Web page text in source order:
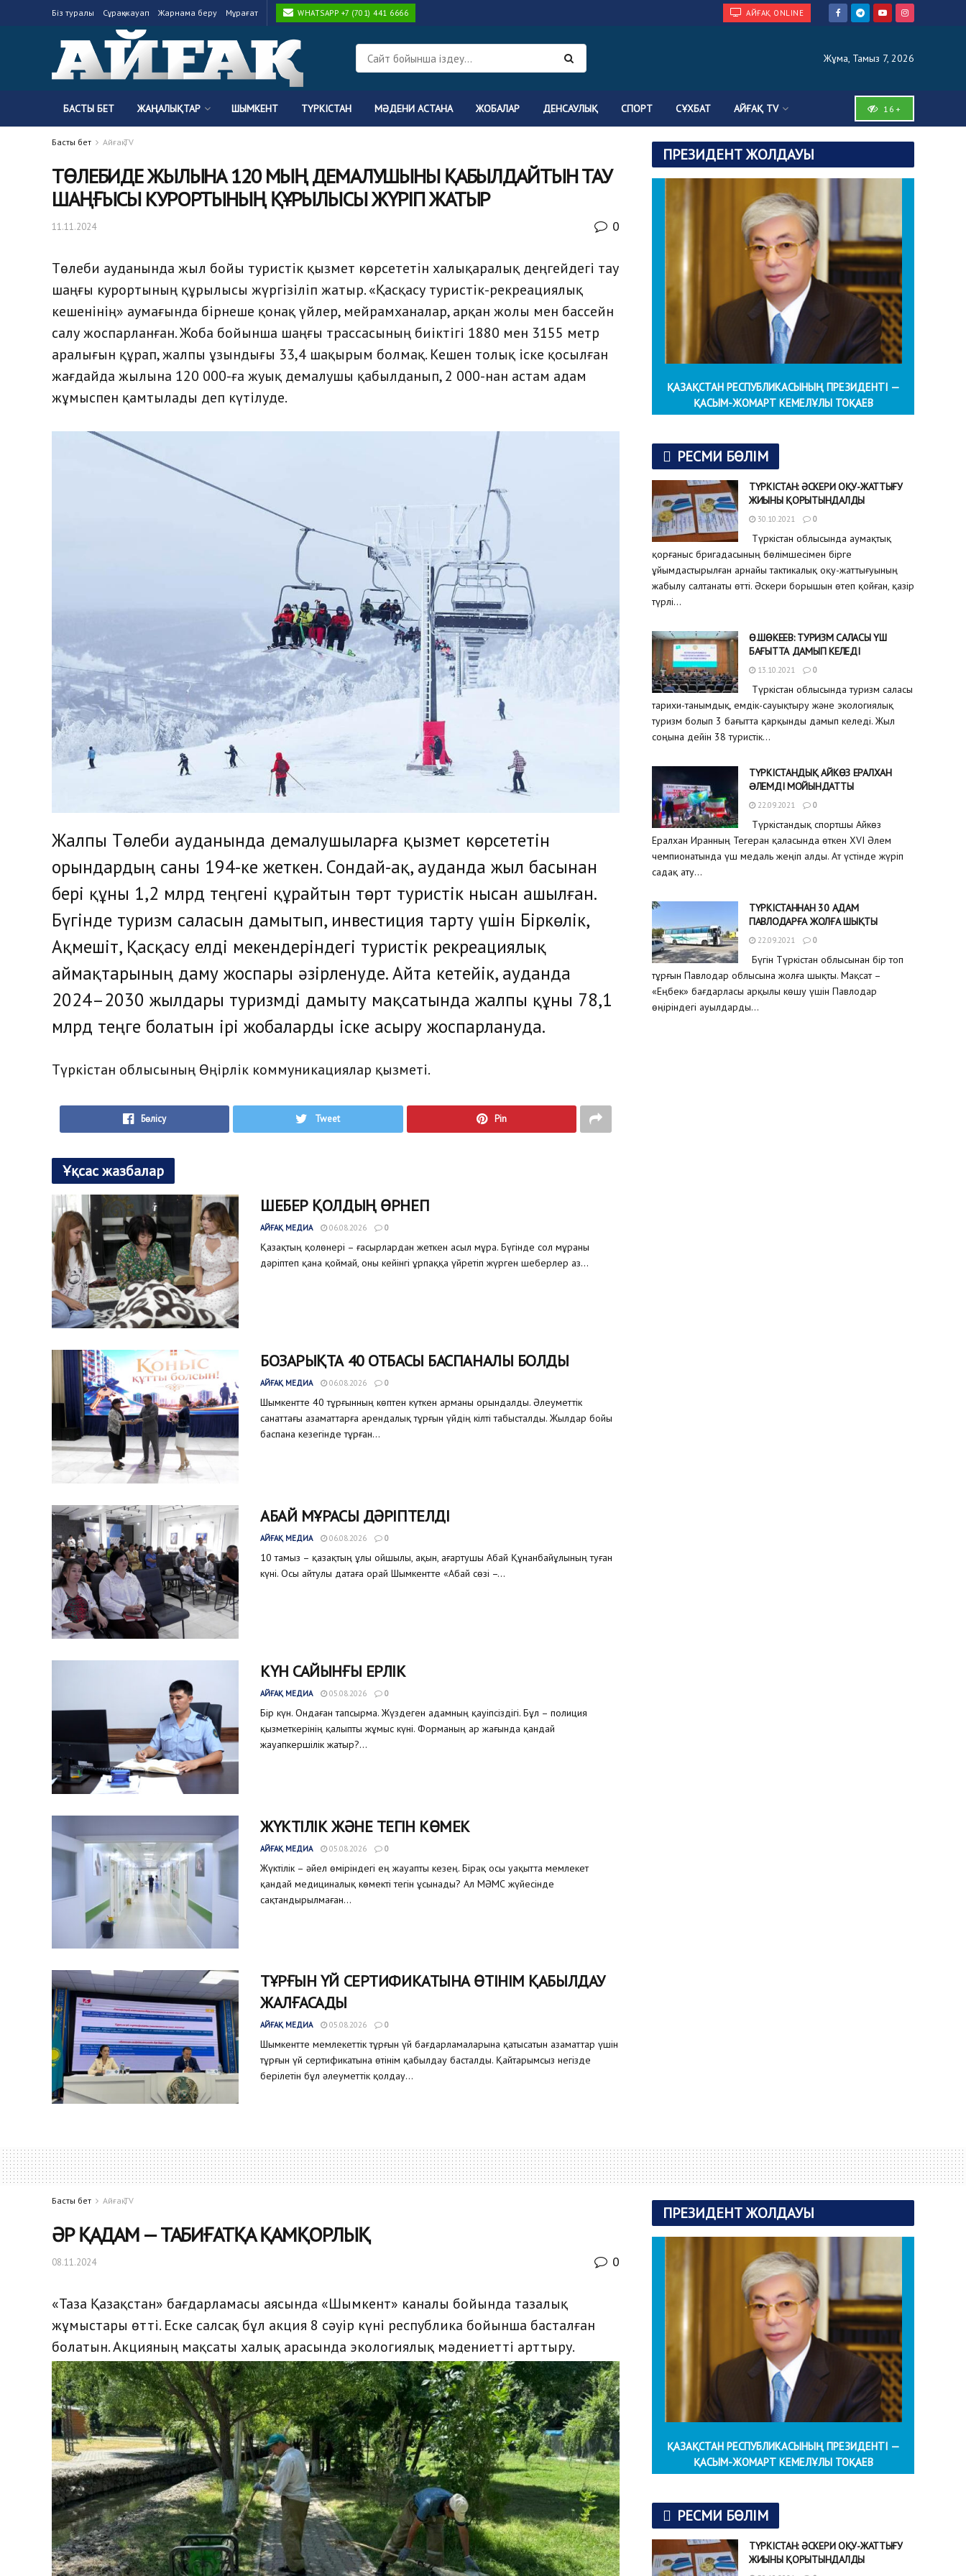
Біз туралы Сұрақ-жауап Жарнама беру Мұрағат WHATSAPP +7 (701) 441 6666 АЙҒАҚ ONLINE
Жұма, Тамыз 7, 2026
БАСТЫ БЕТ ЖАҢАЛЫҚТАР ШЫМКЕНТ ТҮРКІСТАН МӘДЕНИ АСТАНА ЖОБАЛАР ДЕНСАУЛЫҚ СПОРТ СҰХБАТ АЙҒАҚ TV 16+
Басты бет Айғақ TV
ТӨЛЕБИДЕ ЖЫЛЫНА 120 МЫҢ ДЕМАЛУШЫНЫ ҚАБЫЛДАЙТЫН ТАУ
ШАҢҒЫСЫ КУРОРТЫНЫҢ ҚҰРЫЛЫСЫ ЖҮРІП ЖАТЫР
11.11.2024 0
Төлеби ауданында жыл бойы туристік қызмет көрсететін халықаралық деңгейдегі тау
шаңғы курортының құрылысы жүргізіліп жатыр. «Қасқасу туристік-рекреациялық
кешенінің» аумағында бірнеше қонақ үйлер, мейрамханалар, арқан жолы мен бассейн
салу жоспарланған. Жоба бойынша шаңғы трассасының биіктігі 1880 мен 3155 метр
аралығын құрап, жалпы ұзындығы 33,4 шақырым болмақ. Кешен толық іске қосылған
жағдайда жылына 120 000-ға жуық демалушы қабылданып, 2 000-нан астам адам
жұмыспен қамтылады деп күтілуде.
Жалпы Төлеби ауданында демалушыларға қызмет көрсететін
орындардың саны 194-ке жеткен. Сондай-ақ, ауданда жыл басынан
бері құны 1,2 млрд теңгені құрайтын төрт туристік нысан ашылған.
Бүгінде туризм саласын дамытып, инвестиция тарту үшін Біркөлік,
Ақмешіт, Қасқасу елді мекендеріндегі туристік рекреациялық
аймақтарының даму жоспары әзірленуде. Айта кетейік, ауданда
2024–2030 жылдары туризмді дамыту мақсатында жалпы құны 78,1
млрд теңге болатын ірі жобаларды іске асыру жоспарлануда.
Түркістан облысының Өңірлік коммуникациялар қызметі.
Бөлісу Tweet Pin
Ұқсас жазбалар
ШЕБЕР ҚОЛДЫҢ ӨРНЕГІ
АЙҒАҚ МЕДИА 06.08.2026 0
Қазақтың қолөнері – ғасырлардан жеткен асыл мұра. Бүгінде сол мұраны
дәріптеп қана қоймай, оны кейінгі ұрпаққа үйретіп жүрген шеберлер аз...
БОЗАРЫҚТА 40 ОТБАСЫ БАСПАНАЛЫ БОЛДЫ
АЙҒАҚ МЕДИА 06.08.2026 0
Шымкентте 40 тұрғынның көптен күткен арманы орындалды. Әлеуметтік
санаттағы азаматтарға арендалық тұрғын үйдің кілті табысталды. Жылдар бойы
баспана кезегінде тұрған...
АБАЙ МҰРАСЫ ДӘРІПТЕЛДІ
АЙҒАҚ МЕДИА 06.08.2026 0
10 тамыз – қазақтың ұлы ойшылы, ақын, ағартушы Абай Құнанбайұлының туған
күні. Осы айтулы датаға орай Шымкентте «Абай сөзі –...
КҮН САЙЫНҒЫ ЕРЛІК
АЙҒАҚ МЕДИА 05.08.2026 0
Бір күн. Ондаған тапсырма. Жүздеген адамның қауіпсіздігі. Бұл – полиция
қызметкерінің қалыпты жұмыс күні. Форманың ар жағында қандай
жауапкершілік жатыр?...
ЖҮКТІЛІК ЖӘНЕ ТЕГІН КӨМЕК
АЙҒАҚ МЕДИА 05.08.2026 0
Жүктілік – әйел өміріндегі ең жауапты кезең. Бірақ осы уақытта мемлекет
қандай медициналық көмекті тегін ұсынады? Ал МӘМС жүйесінде
сақтандырылмаған...
ТҰРҒЫН ҮЙ СЕРТИФИКАТЫНА ӨТІНІМ ҚАБЫЛДАУ
ЖАЛҒАСАДЫ
АЙҒАҚ МЕДИА 05.08.2026 0
Шымкентте мемлекеттік тұрғын үй бағдарламаларына қатысатын азаматтар үшін
тұрғын үй сертификатына өтінім қабылдау басталды. Қайтарымсыз негізде
берілетін бұл әлеуметтік қолдау...
ПРЕЗИДЕНТ ЖОЛДАУЫ
ҚАЗАҚСТАН РЕСПУБЛИКАСЫНЫҢ ПРЕЗИДЕНТІ —
ҚАСЫМ-ЖОМАРТ КЕМЕЛҰЛЫ ТОҚАЕВ
РЕСМИ БӨЛІМ
ТҮРКІСТАН: ӘСКЕРИ ОҚУ-ЖАТТЫҒУ
ЖИЫНЫ ҚОРЫТЫНДАЛДЫ
30.10.2021 0
Түркістан облысында аумақтық
қорғаныс бригадасының бөлімшесімен бірге
ұйымдастырылған арнайы тактикалық оқу-жаттығуының
жабылу салтанаты өтті. Әскери борышын өтеп қойған, қазір
түрлі...
Ө.ШӨКЕЕВ: ТУРИЗМ САЛАСЫ ҮШ
БАҒЫТТА ДАМЫП КЕЛЕДІ
13.10.2021 0
Түркістан облысында туризм саласы
тарихи-танымдық, емдік-сауықтыру және экологиялық
туризм болып 3 бағытта қарқынды дамып келеді. Жыл
соңына дейін 38 туристік...
ТҮРКІСТАНДЫҚ АЙКӨЗ ЕРАЛХАН
ƏЛЕМДІ МОЙЫНДАТТЫ
22.09.2021 0
Түркістандық спортшы Айкөз
Ералхан Иранның Тегеран қаласында өткен XVI Әлем
чемпионатында үш медаль жеңіп алды. Ат үстінде жүріп
садақ ату...
ТҮРКІСТАННАН 30 АДАМ
ПАВЛОДАРҒА ЖОЛҒА ШЫҚТЫ
22.09.2021 0
Бүгін Түркістан облысынан бір топ
тұрғын Павлодар облысына жолға шықты. Мақсат –
«Еңбек» бағдарласы арқылы көшу үшін Павлодар
өңіріндегі ауылдарды...
Басты бет Айғақ TV
ӘР ҚАДАМ — ТАБИҒАТҚА ҚАМҚОРЛЫҚ
08.11.2024 0
«Таза Қазақстан» бағдарламасы аясында «Шымкент» каналы бойында тазалық
жұмыстары өтті. Еске салсақ бұл акция 8 сәуір күні республика бойынша басталған
болатын. Акцияның мақсаты халық арасында экологиялық мәдениетті арттыру.
ПРЕЗИДЕНТ ЖОЛДАУЫ
ҚАЗАҚСТАН РЕСПУБЛИКАСЫНЫҢ ПРЕЗИДЕНТІ —
ҚАСЫМ-ЖОМАРТ КЕМЕЛҰЛЫ ТОҚАЕВ
РЕСМИ БӨЛІМ
ТҮРКІСТАН: ӘСКЕРИ ОҚУ-ЖАТТЫҒУ
ЖИЫНЫ ҚОРЫТЫНДАЛДЫ